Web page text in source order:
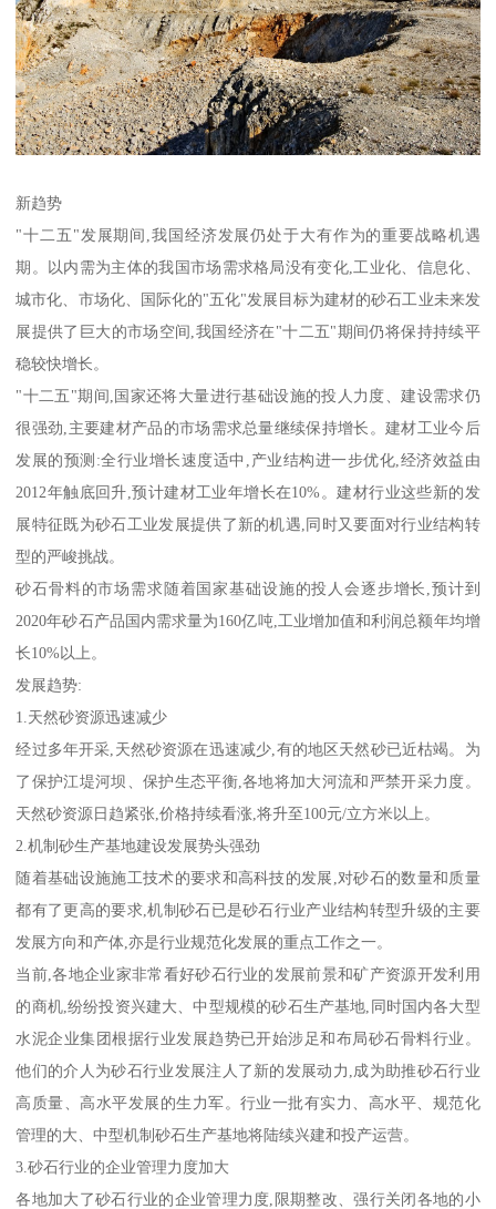
新趋势
"十二五"发展期间,我国经济发展仍处于大有作为的重要战略机遇
期。以内需为主体的我国市场需求格局没有变化,工业化、信息化、
城市化、市场化、国际化的"五化"发展目标为建材的砂石工业未来发
展提供了巨大的市场空间,我国经济在"十二五"期间仍将保持持续平
稳较快增长。
"十二五"期间,国家还将大量进行基础设施的投人力度、建设需求仍
很强劲,主要建材产品的市场需求总量继续保持增长。建材工业今后
发展的预测:全行业增长速度适中,产业结构进一步优化,经济效益由
2012年触底回升,预计建材工业年增长在10%。建材行业这些新的发
展特征既为砂石工业发展提供了新的机遇,同时又要面对行业结构转
型的严峻挑战。
砂石骨料的市场需求随着国家基础设施的投人会逐步增长,预计到
2020年砂石产品国内需求量为160亿吨,工业增加值和利润总额年均增
长10%以上。
发展趋势:
1.天然砂资源迅速减少
经过多年开采,天然砂资源在迅速减少,有的地区天然砂已近枯竭。为
了保护江堤河坝、保护生态平衡,各地将加大河流和严禁开采力度。
天然砂资源日趋紧张,价格持续看涨,将升至100元/立方米以上。
2.机制砂生产基地建设发展势头强劲
随着基础设施施工技术的要求和高科技的发展,对砂石的数量和质量
都有了更高的要求,机制砂石已是砂石行业产业结构转型升级的主要
发展方向和产体,亦是行业规范化发展的重点工作之一。
当前,各地企业家非常看好砂石行业的发展前景和矿产资源开发利用
的商机,纷纷投资兴建大、中型规模的砂石生产基地,同时国内各大型
水泥企业集团根据行业发展趋势已开始涉足和布局砂石骨料行业。
他们的介人为砂石行业发展注人了新的发展动力,成为助推砂石行业
高质量、高水平发展的生力军。行业一批有实力、高水平、规范化
管理的大、中型机制砂石生产基地将陆续兴建和投产运营。
3.砂石行业的企业管理力度加大
各地加大了砂石行业的企业管理力度,限期整改、强行关闭各地的小